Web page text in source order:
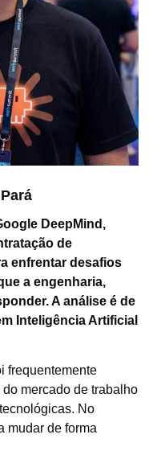
DeepMind,
de
enfrentar desafios
a engenharia,
A análise é de
Inteligência Artificial
frequentemente
mercado de trabalho
No
mudar de forma